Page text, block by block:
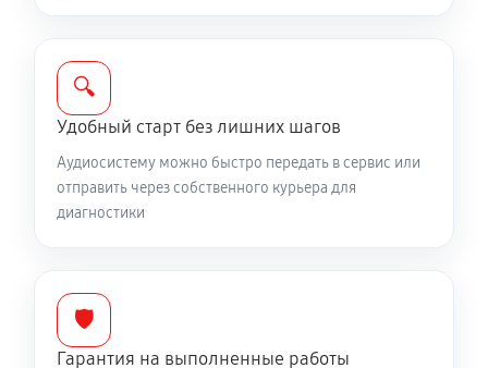
🔍
Удобный старт без лишних шагов
Аудиосистему можно быстро передать в сервис или
отправить через собственного курьера для
диагностики
🛡️
Гарантия на выполненные работы